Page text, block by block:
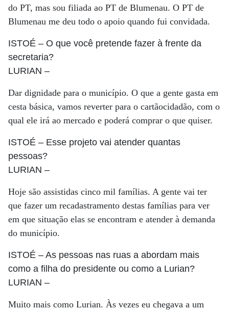
do PT, mas sou filiada ao PT de Blumenau. O PT de
Blumenau me deu todo o apoio quando fui convidada.
ISTOÉ – O que você pretende fazer à frente da
secretaria?
LURIAN –
Dar dignidade para o município. O que a gente gasta em
cesta básica, vamos reverter para o cartãocidadão, com o
qual ele irá ao mercado e poderá comprar o que quiser.
ISTOÉ – Esse projeto vai atender quantas
pessoas?
LURIAN –
Hoje são assistidas cinco mil famílias. A gente vai ter
que fazer um recadastramento destas famílias para ver
em que situação elas se encontram e atender à demanda
do município.
ISTOÉ – As pessoas nas ruas a abordam mais
como a filha do presidente ou como a Lurian?
LURIAN –
Muito mais como Lurian. Às vezes eu chegava a um